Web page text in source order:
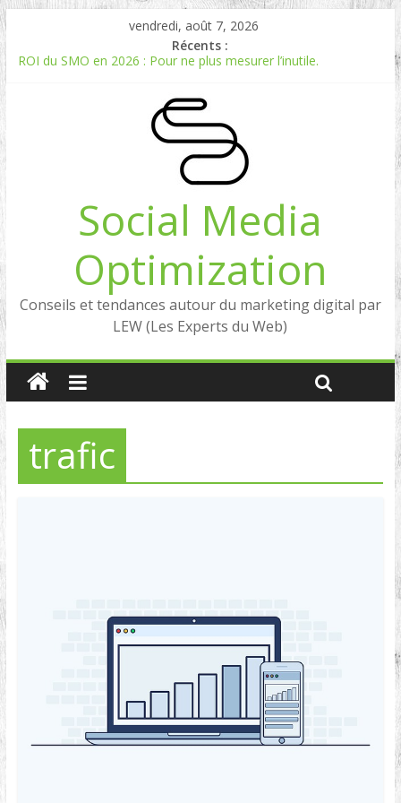
vendredi, août 7, 2026
Récents :
ROI du SMO en 2026 : Pour ne plus mesurer l’inutile.
Experts en Social Listening en France : qui sont les références
Reddit, la brique manquante entre Social Intelligence et AIO
Comment votre e-réputation dépend du social listening et des
Social Media
Optimization
Conseils et tendances autour du marketing digital par
LEW (Les Experts du Web)
trafic